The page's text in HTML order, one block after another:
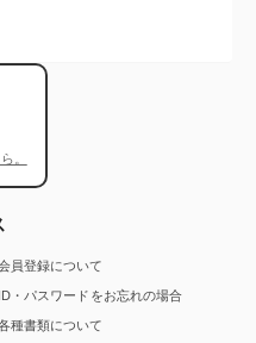
。
員登録について
ID・パスワードをお忘れの場合
種書類について